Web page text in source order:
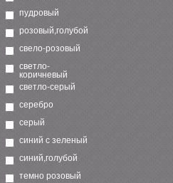
пудровый
розовый,голубой
свело-розовый
светло-
коричневый
светло-серый
серебро
серый
синий с зеленый
синий,голубой
темно розовый